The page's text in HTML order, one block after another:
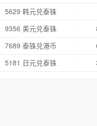
5629 韩元兑泰铢
9356 美元兑泰铢
7689 泰铢兑港币
5181 日元兑泰铢